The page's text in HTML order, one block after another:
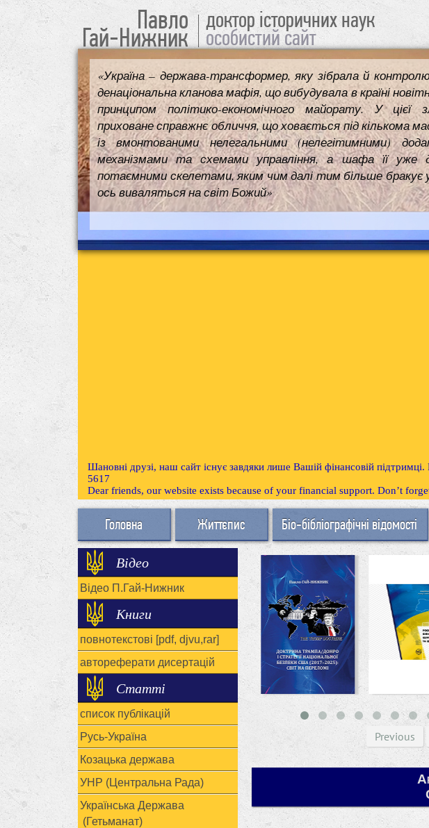
Павло
Гай-Нижник
доктор історичних наук
особистий сайт
«Україна – держава-трансформер, яку зібрала й
денаціональна кланова мафія, що вибудувала в країні
принципом політико-економічного майорату. У цієї
приховане справжнє обличчя, що ховається під кількома
із вмонтованими нелегальними (нелегітимними)
механізмами та схемами управління, а шафа її уже
потаємними скелетами, яким чим далі тим більше бракує у
ось виваляться на світ Божий»
Шановні друзі, наш сайт існує завдяки лише Вашій фінансовій
5617
Dear friends, our website exists because of your financial support. Don’t
Головна Життєпис Біо-бібліографічні відомості
Відео
Відео П.Гай-Нижник
Книги
повнотекстові [pdf, djvu,rar]
автореферати дисертацій
Статті
список публікацій
Русь-Україна
Козацька держава
УНР (Центральна Рада)
Українська Держава
(Гетьманат)
Previous